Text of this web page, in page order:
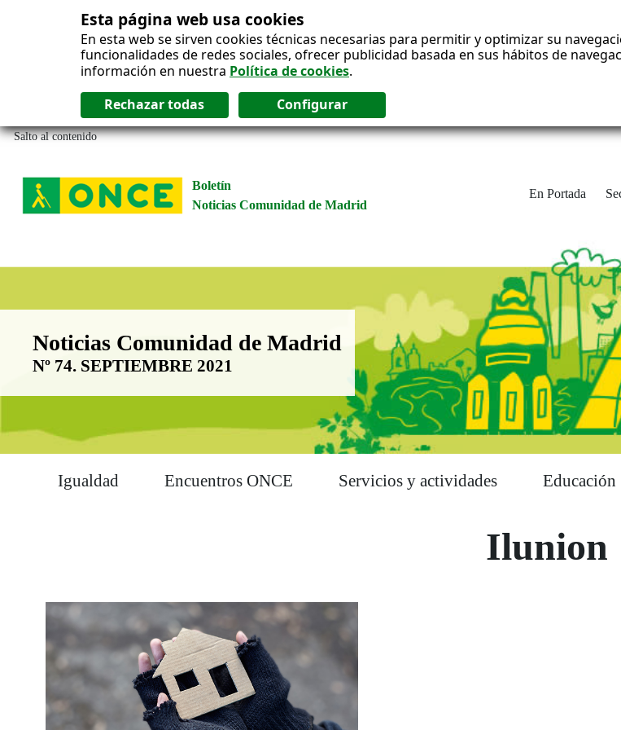
Esta página web usa cookies
En esta web se sirven cookies técnicas necesarias para permitir y optimizar su
funcionalidades de redes sociales, ofrecer publicidad basada en sus hábitos de
información en nuestra Política de cookies.
Salto al contenido
Boletín
Noticias Comunidad de Madrid
En Portada
Boletín Noticias Comunidad de Madrid
Noticias Comunidad de Madrid
Nº 74. SEPTIEMBRE 2021
Igualdad Encuentros ONCE Servicios y actividades Educación
Ilunion